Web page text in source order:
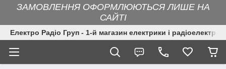
ЗАМОВЛЕННЯ ОФОРМЛЮЮТЬСЯ ЛИШЕ НА
САЙТІ
Електро Радіо Груп - 1-й магазин електрики і